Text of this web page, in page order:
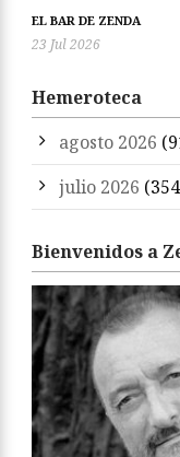
EL BAR DE ZENDA
23 Jul 2026
Hemeroteca
agosto 2026
julio 2026
Bienvenidos a